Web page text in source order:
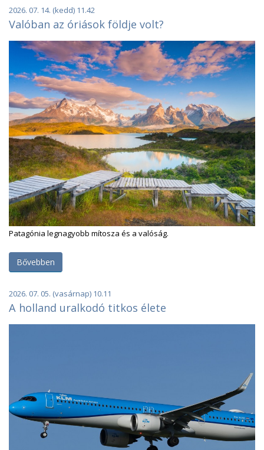
2026. 07. 14. (kedd) 11.42
Valóban az óriások földje volt?
Patagónia legnagyobb mítosza és a valóság.
Bővebben
2026. 07. 05. (vasárnap) 10.11
A holland uralkodó titkos élete